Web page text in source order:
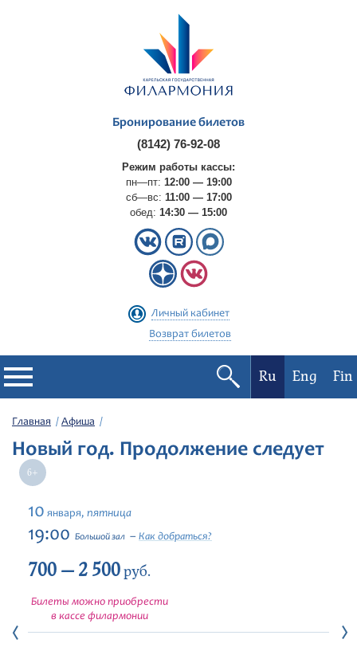
Бронирование билетов
(8142) 76-92-08
Режим работы кассы:
пн—пт: 12:00 — 19:00
сб—вс: 11:00 — 17:00
обед: 14:30 — 15:00
Личный кабинет
Возврат билетов
Филармония
Афиша
Фестивали
Абонементы
Контакты
Ru Eng Fin
Главная Афиша
Новый год. Продолжение следует
10 января, пятница
19:00 Большой зал Как добраться?
700 — 2 500руб.
Билеты можно приобрести
в кассе филармонии